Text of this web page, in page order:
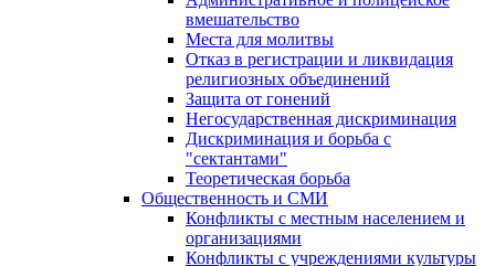
вмешательство
Места для молитвы
Отказ в регистрации и ликвидация
религиозных объединений
Защита от гонений
Негосударственная дискриминация
Дискриминация и борьба с
"сектантами"
Теоретическая борьба
Общественность и СМИ
Конфликты с местным населением и
организациями
Конфликты с учреждениями культуры